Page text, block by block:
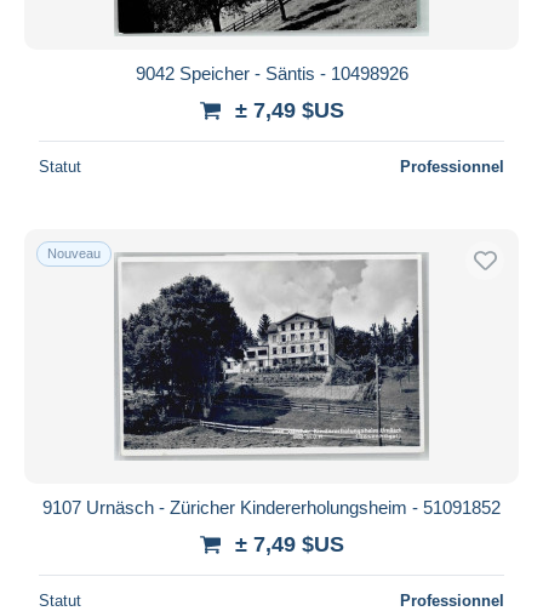
9042 Speicher - Säntis - 10498926
± 7,49 $US
Statut Professionnel
Nouveau
9107 Urnäsch - Züricher Kindererholungsheim - 51091852
± 7,49 $US
Statut Professionnel